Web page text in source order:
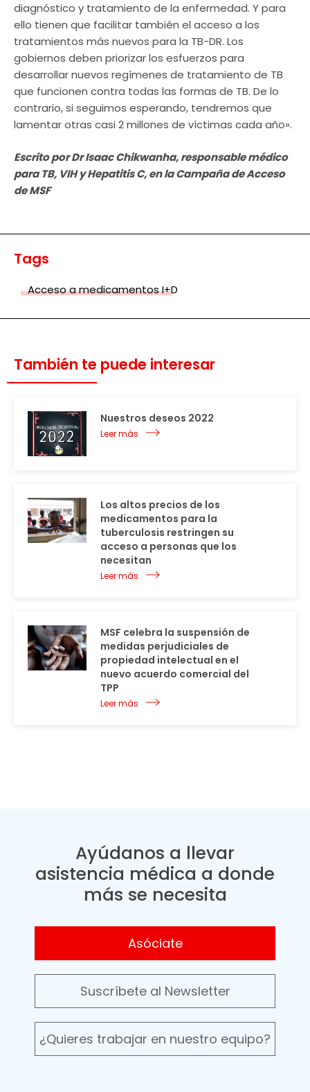
diagnóstico y tratamiento de la enfermedad. Y para
ello tienen que facilitar también el acceso a los
tratamientos más nuevos para la TB-DR. Los
gobiernos deben priorizar los esfuerzos para
desarrollar nuevos regímenes de tratamiento de TB
que funcionen contra todas las formas de TB. De lo
contrario, si seguimos esperando, tendremos que
lamentar otras casi 2 millones de víctimas cada año».
Escrito por Dr Isaac Chikwanha, responsable médico
para TB, VIH y Hepatitis C, en la Campaña de Acceso
de MSF
Tags
Acceso a medicamentos I+D
También te puede interesar
Nuestros deseos 2022
Leer más
Los altos precios de los
medicamentos para la
tuberculosis restringen su
acceso a personas que los
necesitan
Leer más
MSF celebra la suspensión de
medidas perjudiciales de
propiedad intelectual en el
nuevo acuerdo comercial del
TPP
Leer más
Ayúdanos a llevar
asistencia médica a donde
más se necesita
Asóciate
Suscríbete al Newsletter
¿Quieres trabajar en nuestro equipo?